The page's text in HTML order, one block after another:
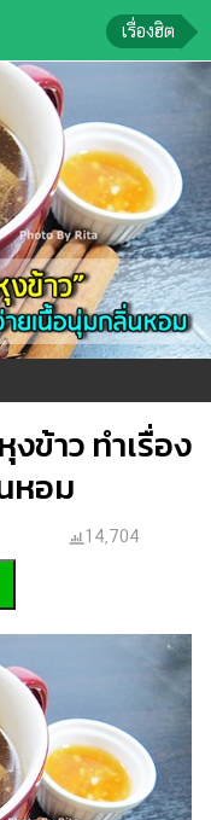
เรื่องฮิต
ข้าว ทำเรื่อง
หอม
14,704